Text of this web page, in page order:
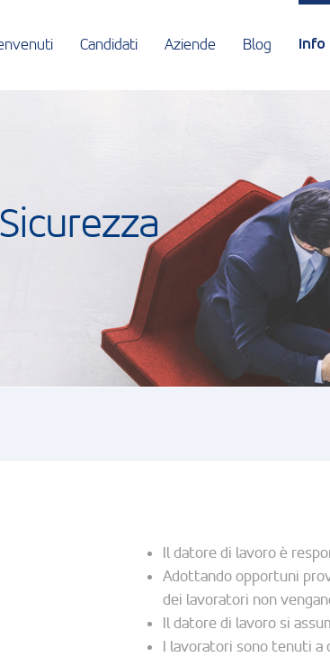
Candidati Aziende Blog Info
Il datore di lavoro è
Adottando opportuni
dei lavoratori non
Il datore di lavoro si
I lavoratori sono tenuti a